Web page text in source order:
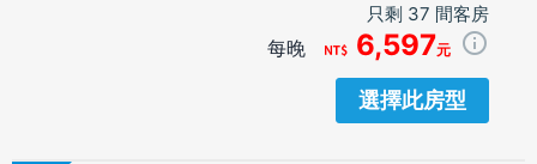
只剩 37 間客房
每晚 6,597元
選擇此房型